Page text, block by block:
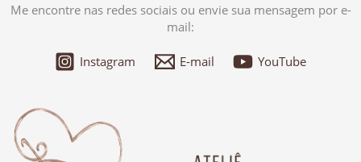
Me encontre nas redes sociais ou envie sua mensagem por e-
mail:
Instagram E-mail YouTube